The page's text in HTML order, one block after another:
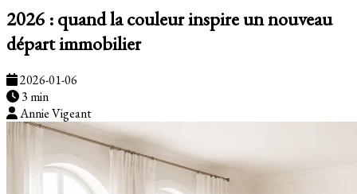
2026 : quand la couleur inspire un nouveau
départ immobilier
2026-01-06
3 min
Annie Vigeant